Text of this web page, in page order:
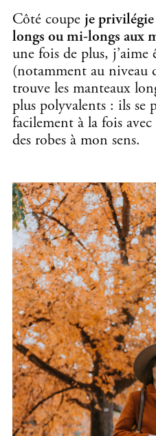
Côté coupe je
longs ou mi-longs aux
une fois de plus, j’aime
(notamment au niveau
trouve les manteaux
plus polyvalents : ils se
facilement à la fois
des robes à mon sens.